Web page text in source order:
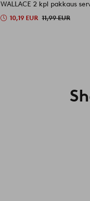
WALLACE 2 kpl pakkaus
10,19 EUR 11,99 EUR